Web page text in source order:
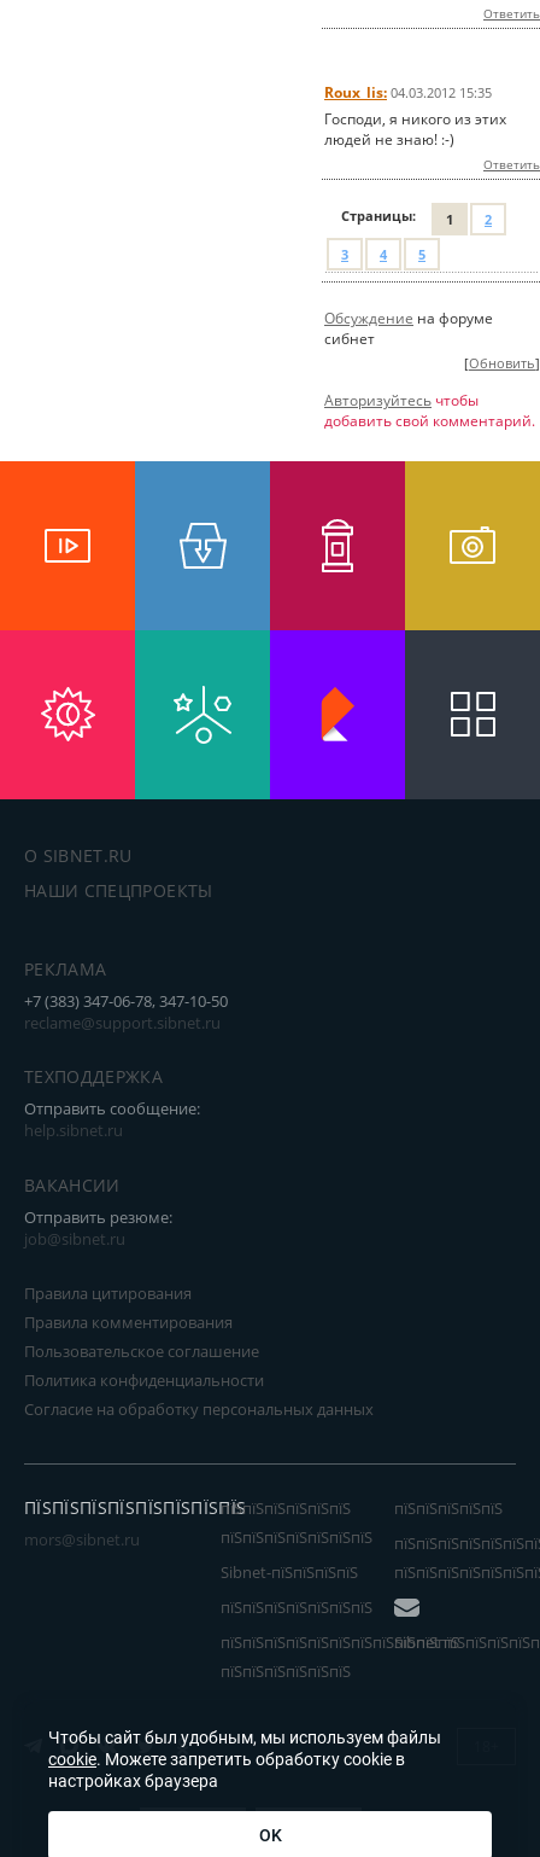
Ответить
Roux_lis: 04.03.2012 15:35
Господи, я никого из этих
людей не знаю! :-)
Ответить
Страницы: 1
2
3
4 5
Обсуждение на форуме
сибнет
[Обновить]
Авторизуйтесь чтобы
добавить свой комментарий.
О SIBNET.RU
НАШИ СПЕЦПРОЕКТЫ
РЕКЛАМА
+7 (383) 347-06-78, 347-10-50
reclame@support.sibnet.ru
ТЕХПОДДЕРЖКА
Отправить сообщение:
help.sibnet.ru
ВАКАНСИИ
Отправить резюме:
job@sibnet.ru
Правила цитирования
Правила комментирования
Пользовательское соглашение
Политика конфиденциальности
Согласие на обработку персональных данных
ПЇЅПЇЅПЇЅПЇЅПЇЅПЇЅПЇЅПЇЅ
mors@sibnet.ru
пїЅпїЅпїЅпїЅпїЅпїЅ
пїЅпїЅпїЅпїЅпїЅпїЅпїЅ
Sibnet-пїЅпїЅпїЅпїЅ
пїЅпїЅпїЅпїЅпїЅ
пїЅпїЅпїЅпїЅпїЅпїЅпїЅ
пїЅпїЅпїЅпїЅпїЅпїЅпїЅпїЅпїЅпїЅпїЅ
пїЅпїЅпїЅпїЅпїЅпїЅ
Sibnet
Чтобы сайт был удобным, мы используем файлы
cookie. Можете запретить обработку cookie в
настройках браузера
OK